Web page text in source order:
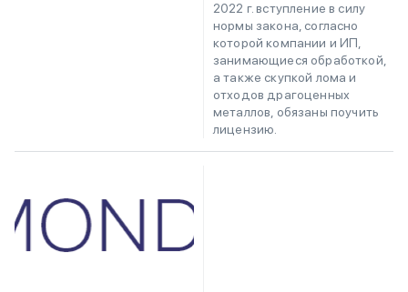
2022 г. вступление в силу
нормы закона, согласно
которой компании и ИП,
занимающиеся обработкой,
а также скупкой лома и
отходов драгоценных
металлов, обязаны поучить
лицензию.